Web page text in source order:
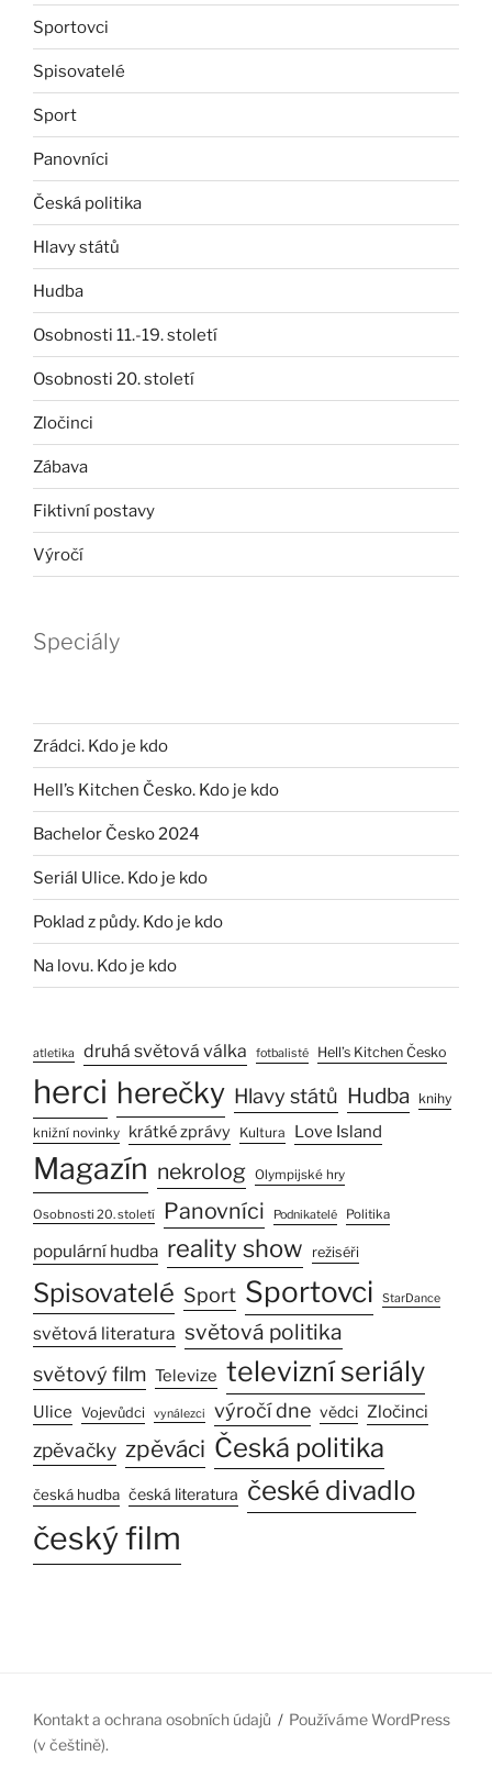
Sportovci
Spisovatelé
Sport
Panovníci
Česká politika
Hlavy států
Hudba
Osobnosti 11.-19. století
Osobnosti 20. století
Zločinci
Zábava
Fiktivní postavy
Výročí
Speciály
Zrádci. Kdo je kdo
Hell’s Kitchen Česko. Kdo je kdo
Bachelor Česko 2024
Seriál Ulice. Kdo je kdo
Poklad z půdy. Kdo je kdo
Na lovu. Kdo je kdo
atletika druhá světová válka fotbalisté Hell’s Kitchen Česko
herci herečky Hlavy států Hudba knihy
knižní novinky krátké zprávy Kultura Love Island
Magazín nekrolog Olympijské hry
Osobnosti 20. století Panovníci Podnikatelé Politika
populární hudba reality show režiséři
Spisovatelé Sport Sportovci StarDance
světová literatura světová politika
světový film Televize televizní seriály
Ulice Vojevůdci vynálezci výročí dne vědci Zločinci
zpěvačky zpěváci Česká politika
česká hudba česká literatura české divadlo
český film
Kontakt a ochrana osobních údajů
Používáme WordPress
(v češtině).